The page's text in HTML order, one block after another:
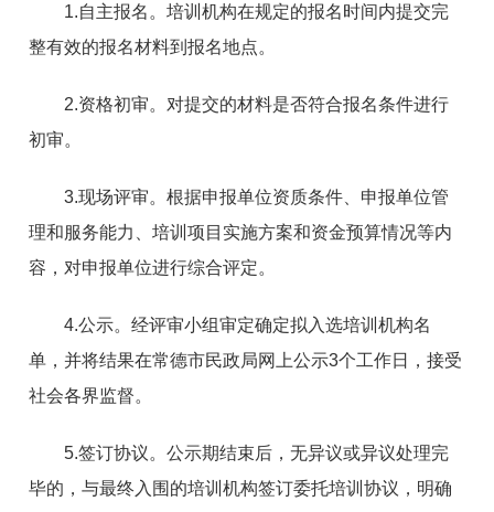
1.自主报名。培训机构在规定的报名时间内提交完
整有效的报名材料到报名地点。
2.资格初审。对提交的材料是否符合报名条件进行
初审。
3.现场评审。根据申报单位资质条件、申报单位管
理和服务能力、培训项目实施方案和资金预算情况等内
容，对申报单位进行综合评定。
4.公示。经评审小组审定确定拟入选培训机构名
单，并将结果在常德市民政局网上公示3个工作日，接受
社会各界监督。
5.签订协议。公示期结束后，无异议或异议处理完
毕的，与最终入围的培训机构签订委托培训协议，明确